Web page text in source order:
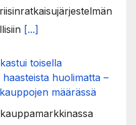
[...]
toisella
huolimatta –
määrässä